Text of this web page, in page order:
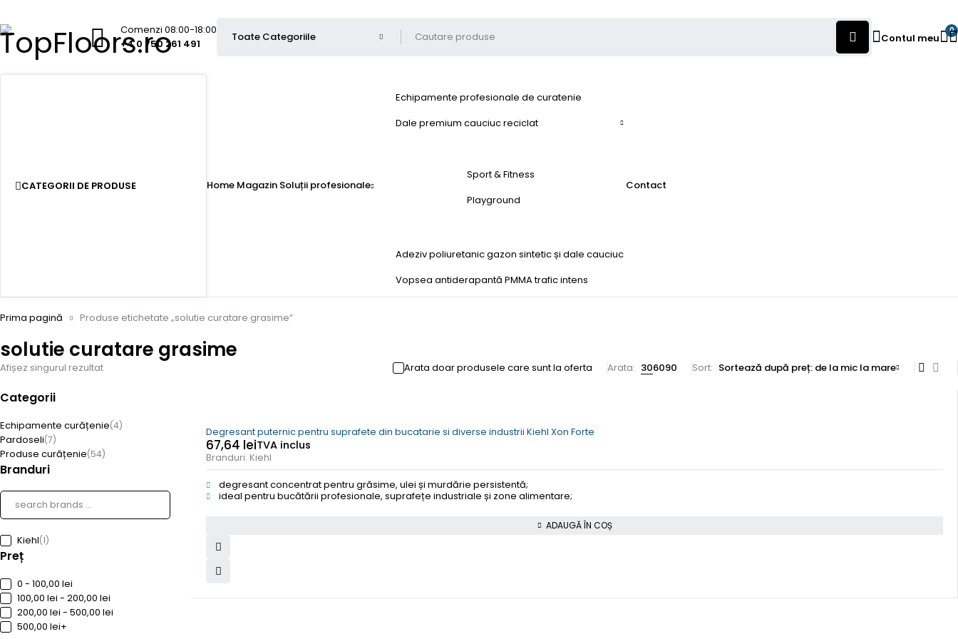
Comenzi 08:00-18:00
+4 0 750 261 491
Contul meu
0
CATEGORII DE PRODUSE Home Magazin Soluții profesionale
Echipamente profesionale de curatenie
Dale premium cauciuc reciclat
Sport & Fitness
Playground
Adeziv poliuretanic gazon sintetic și dale cauciuc
Vopsea antiderapantă PMMA trafic intens
Contact
solutie curatare grasime
Prima pagină Produse etichetate „solutie curatare grasime”
Categorii
Echipamente curățenie(4)
Pardoseli(7)
Produse curățenie(54)
Branduri
Kiehl(1)
Preț
0 - 100,00 lei
100,00 lei - 200,00 lei
200,00 lei - 500,00 lei
500,00 lei+
Afișez singurul rezultat Arata doar produsele care sunt la oferta Arata: 306090 Sort Sortează după preț: de la mic la mare
Degresant puternic pentru suprafete din bucatarie si diverse industrii Kiehl Xon Forte
67,64 leiTVA inclus
Branduri: Kiehl
degresant concentrat pentru grăsime, ulei și murdărie persistentă;
ideal pentru bucătării profesionale, suprafețe industriale și zone alimentare;
ADAUGĂ ÎN COȘ